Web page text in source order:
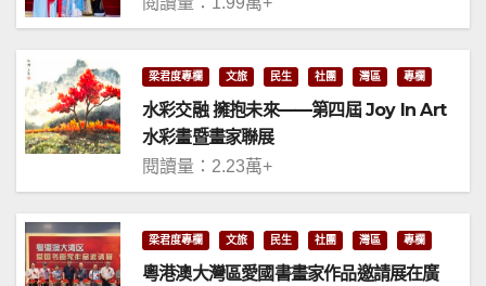
梁君度專欄 文旅 民生 社團 灣區 專欄
水彩交融 擁抱未來——第四屆 Joy In Art
水彩畫暨畫家聯展
閱讀量：2.23萬+
梁君度專欄 文旅 民生 社團 灣區 專欄
粵港澳大灣區愛國書畫家作品邀請展在廣